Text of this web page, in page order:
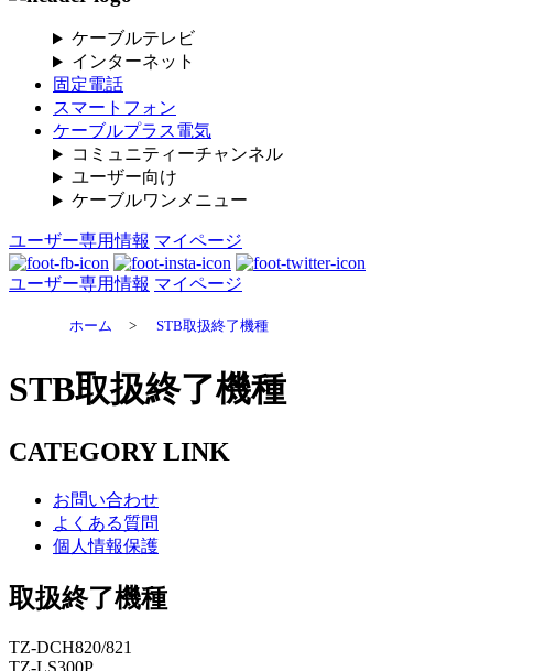
ケーブルテレビ
インターネット
固定電話
スマートフォン
ケーブルプラス電気
コミュニティーチャンネル
ユーザー向け
ケーブルワンメニュー
ユーザー専用情報 マイページ
ユーザー専用情報 マイページ
ホーム > STB取扱終了機種
STB取扱終了機種
CATEGORY LINK
お問い合わせ
よくある質問
個人情報保護
取扱終了機種
TZ-DCH820/821
TZ-LS300P